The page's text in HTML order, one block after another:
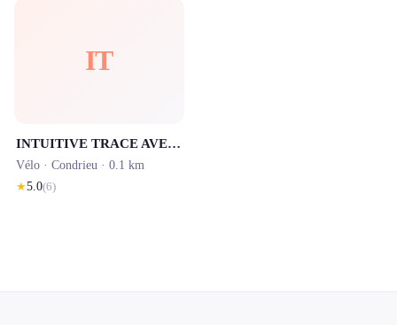
IT
INTUITIVE TRACE AVELOVIARHONA
Vélo · Condrieu · 0.1 km
★5.0(6)